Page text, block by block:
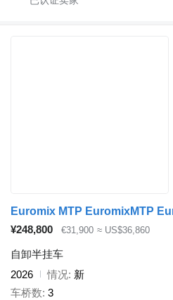
¥248,800 €31,900 ≈ US$36,860
自卸半挂车
2026
情况 新
车桥数 3